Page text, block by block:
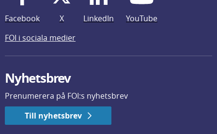
Facebook X LinkedIn
YouTube
FOI i sociala medier
Nyhetsbrev
Prenumerera på FOI:s nyhetsbrev
Till nyhetsbrev